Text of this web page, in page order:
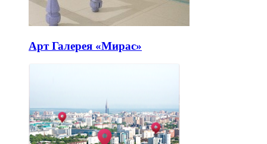
Арт Галерея «Мирас»